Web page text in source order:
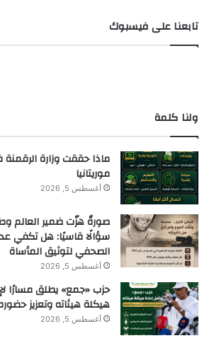
تابعنا على فيسبوك
ولنا كلمة
ماذا حققت وزارة
موريتانيا
أغسطس 5, 2026
صورةٌ هزّت ضمير العالم
سؤالًا قاسيًا: هل تكفي
الصحفي لتوثيق المأساة
أغسطس 5, 2026
حزب «جمع» يطلق مسارًا
هيكلة هيئاته وتعزيز
أغسطس 5, 2026